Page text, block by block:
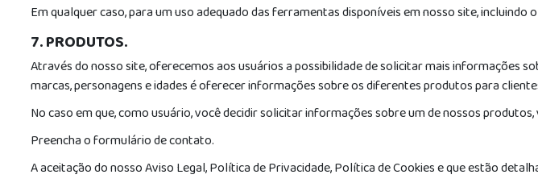
Em qualquer caso, para um uso adequado das ferramentas disponíveis em nosso site,
7. PRODUTOS.
Através do nosso site, oferecemos aos usuários a possibilidade de solicitar mais informações
marcas, personagens e idades é oferecer informações sobre os diferentes produtos para
No caso em que, como usuário, você decidir solicitar informações sobre um de nossos
Preencha o formulário de contato.
A aceitação do nosso Aviso Legal, Política de Privacidade, Política de Cookies e que estão